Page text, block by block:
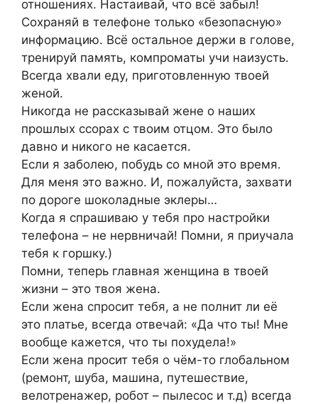
отношениях. Настаивай, что всё забыл!
Сохраняй в телефоне только «безопасную»
информацию. Всё остальное держи в голове,
тренируй память, компроматы учи наизусть.
Всегда хвали еду, приготовленную твоей
женой.
Никогда не рассказывай жене о наших
прошлых ссорах с твоим отцом. Это было
давно и никого не касается.
Если я заболею, побудь со мной это время.
Для меня это важно. И, пожалуйста, захвати
по дороге шоколадные эклеры…
Когда я спрашиваю у тебя про настройки
телефона – не нервничай! Помни, я приучала
тебя к горшку.)
Помни, теперь главная женщина в твоей
жизни – это твоя жена.
Если жена спросит тебя, а не полнит ли её
это платье, всегда отвечай: «Да что ты! Мне
вообще кажется, что ты похудела!»
Если жена просит тебя о чём-то глобальном
(ремонт, шуба, машина, путешествие,
велотренажер, робот – пылесос и т.д) всегда